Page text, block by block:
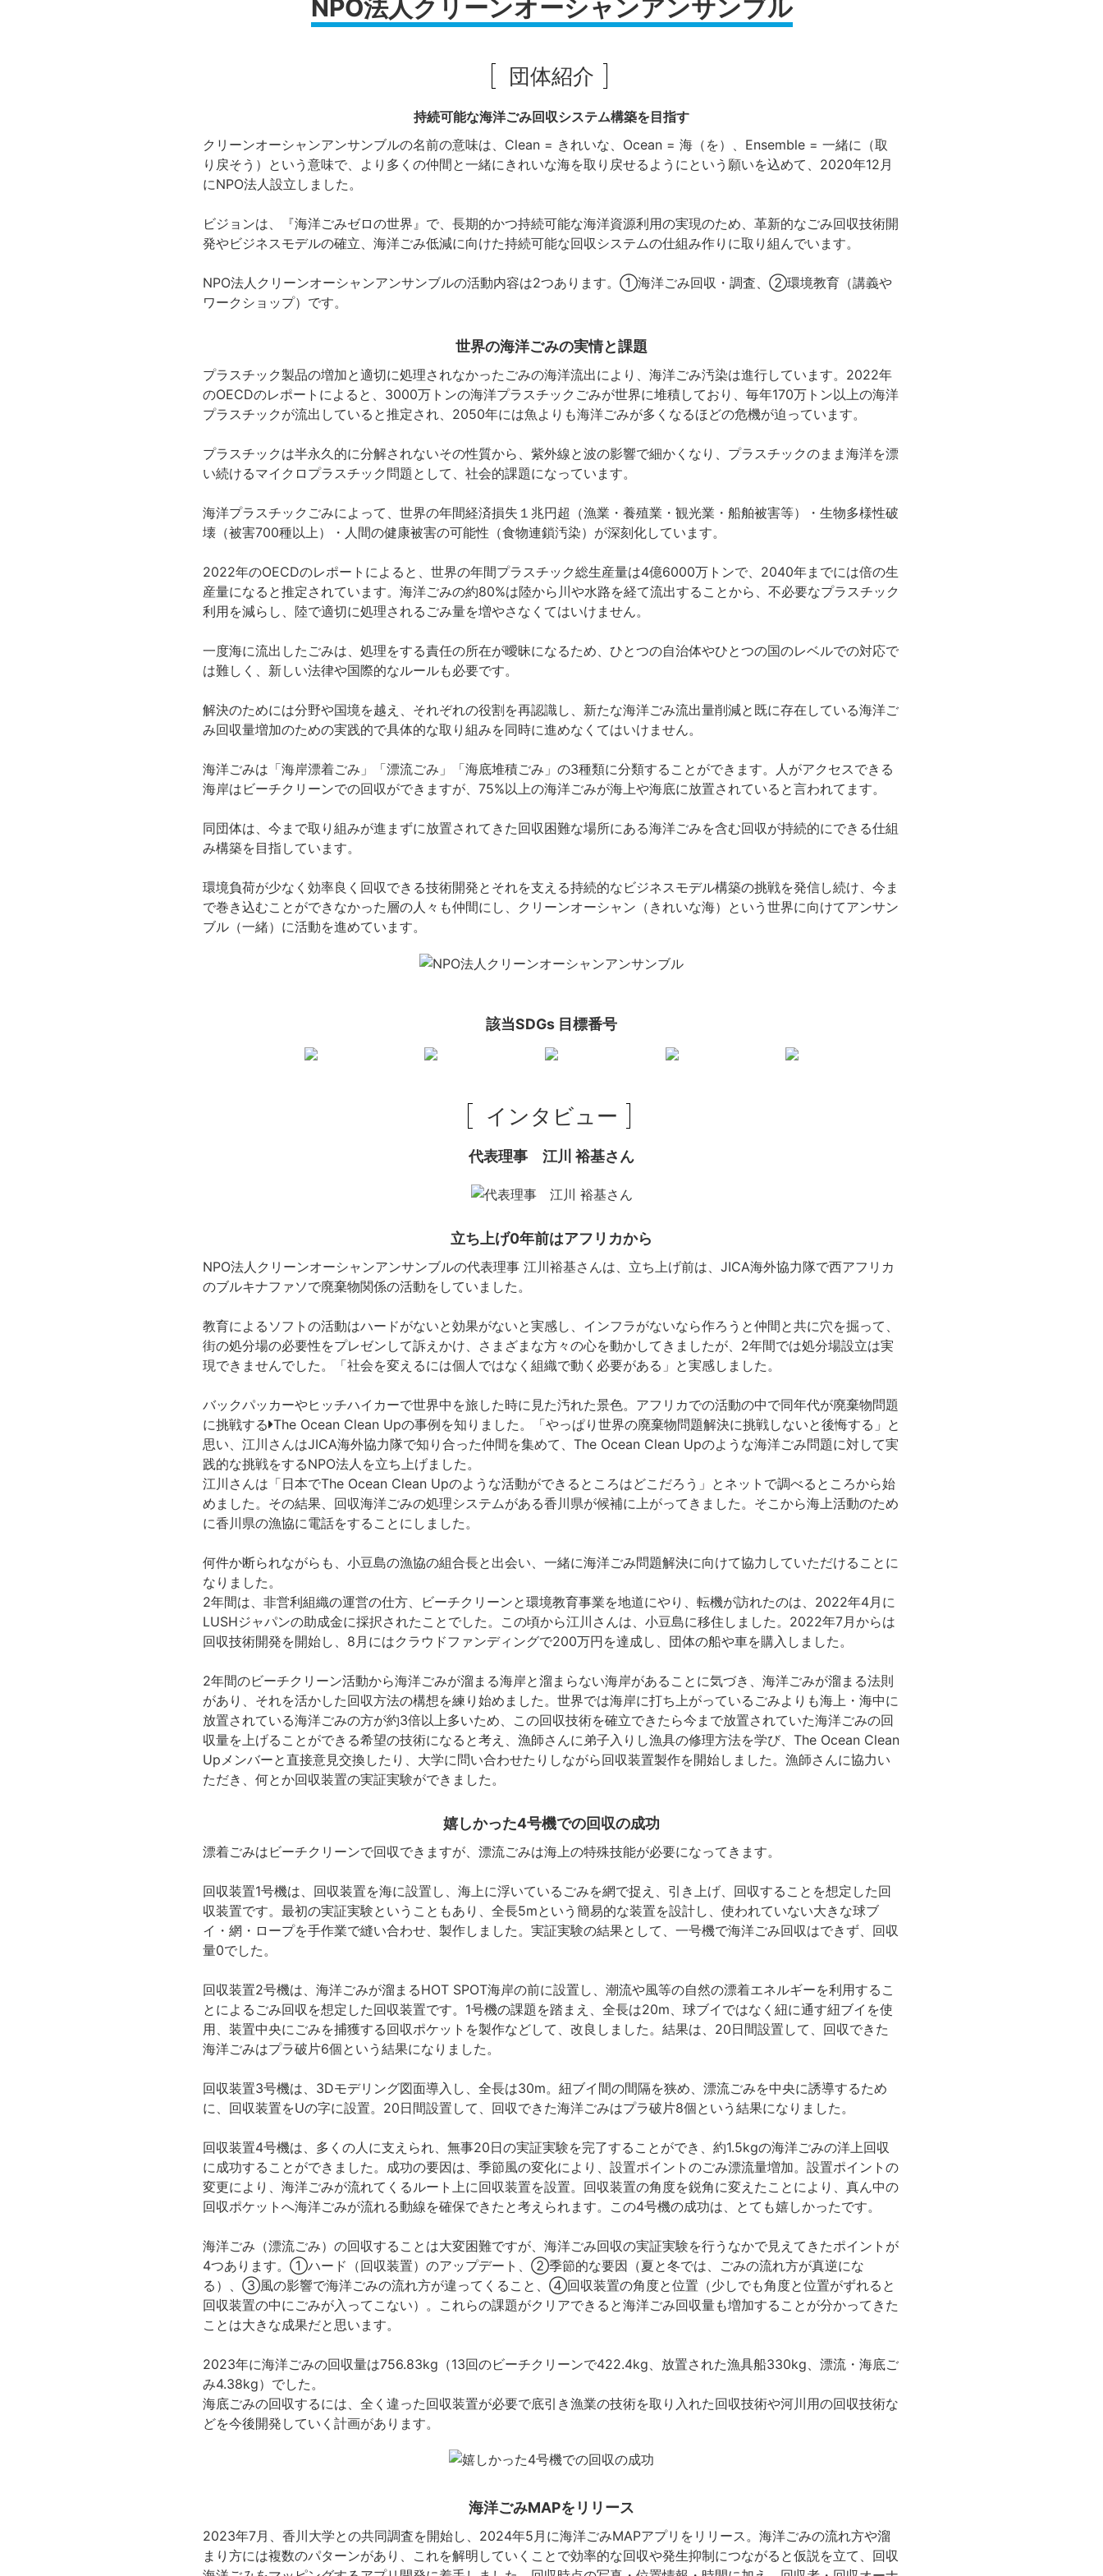
NPO法人クリーンオーシャンアンサンブル
団体紹介
持続可能な海洋ごみ回収システム構築を目指す
クリーンオーシャンアンサンブルの名前の意味は、Clean = きれいな、Ocean = 海（を）、Ensemble = 一緒に（取
り戻そう）という意味で、より多くの仲間と一緒にきれいな海を取り戻せるようにという願いを込めて、2020年12月
にNPO法人設立しました。
ビジョンは、『海洋ごみゼロの世界』で、長期的かつ持続可能な海洋資源利用の実現のため、革新的なごみ回収技術開
発やビジネスモデルの確立、海洋ごみ低減に向けた持続可能な回収システムの仕組み作りに取り組んでいます。
NPO法人クリーンオーシャンアンサンブルの活動内容は2つあります。①海洋ごみ回収・調査、②環境教育（講義や
ワークショップ）です。
世界の海洋ごみの実情と課題
プラスチック製品の増加と適切に処理されなかったごみの海洋流出により、海洋ごみ汚染は進行しています。2022年
のOECDのレポートによると、3000万トンの海洋プラスチックごみが世界に堆積しており、毎年170万トン以上の海洋
プラスチックが流出していると推定され、2050年には魚よりも海洋ごみが多くなるほどの危機が迫っています。
プラスチックは半永久的に分解されないその性質から、紫外線と波の影響で細かくなり、プラスチックのまま海洋を漂
い続けるマイクロプラスチック問題として、社会的課題になっています。
海洋プラスチックごみによって、世界の年間経済損失１兆円超（漁業・養殖業・観光業・船舶被害等）・生物多様性破
壊（被害700種以上）・人間の健康被害の可能性（食物連鎖汚染）が深刻化しています。
2022年のOECDのレポートによると、世界の年間プラスチック総生産量は4億6000万トンで、2040年までには倍の生
産量になると推定されています。海洋ごみの約80%は陸から川や水路を経て流出することから、不必要なプラスチック
利用を減らし、陸で適切に処理されるごみ量を増やさなくてはいけません。
一度海に流出したごみは、処理をする責任の所在が曖昧になるため、ひとつの自治体やひとつの国のレベルでの対応で
は難しく、新しい法律や国際的なルールも必要です。
解決のためには分野や国境を越え、それぞれの役割を再認識し、新たな海洋ごみ流出量削減と既に存在している海洋ご
み回収量増加のための実践的で具体的な取り組みを同時に進めなくてはいけません。
海洋ごみは「海岸漂着ごみ」「漂流ごみ」「海底堆積ごみ」の3種類に分類することができます。人がアクセスできる
海岸はビーチクリーンでの回収ができますが、75%以上の海洋ごみが海上や海底に放置されていると言われてます。
同団体は、今まで取り組みが進まずに放置されてきた回収困難な場所にある海洋ごみを含む回収が持続的にできる仕組
み構築を目指しています。
環境負荷が少なく効率良く回収できる技術開発とそれを支える持続的なビジネスモデル構築の挑戦を発信し続け、今ま
で巻き込むことができなかった層の人々も仲間にし、クリーンオーシャン（きれいな海）という世界に向けてアンサン
ブル（一緒）に活動を進めています。
該当SDGs 目標番号
インタビュー
代表理事 江川 裕基さん
立ち上げ0年前はアフリカから
NPO法人クリーンオーシャンアンサンブルの代表理事 江川裕基さんは、立ち上げ前は、JICA海外協力隊で西アフリカ
のブルキナファソで廃棄物関係の活動をしていました。
教育によるソフトの活動はハードがないと効果がないと実感し、インフラがないなら作ろうと仲間と共に穴を掘って、
街の処分場の必要性をプレゼンして訴えかけ、さまざまな方々の心を動かしてきましたが、2年間では処分場設立は実
現できませんでした。「社会を変えるには個人ではなく組織で動く必要がある」と実感しました。
バックパッカーやヒッチハイカーで世界中を旅した時に見た汚れた景色。アフリカでの活動の中で同年代が廃棄物問題
に挑戦する The Ocean Clean Upの事例を知りました。「やっぱり世界の廃棄物問題解決に挑戦しないと後悔する」と
思い、江川さんはJICA海外協力隊で知り合った仲間を集めて、The Ocean Clean Upのような海洋ごみ問題に対して実
践的な挑戦をするNPO法人を立ち上げました。
江川さんは「日本でThe Ocean Clean Upのような活動ができるところはどこだろう」とネットで調べるところから始
めました。その結果、回収海洋ごみの処理システムがある香川県が候補に上がってきました。そこから海上活動のため
に香川県の漁協に電話をすることにしました。
何件か断られながらも、小豆島の漁協の組合長と出会い、一緒に海洋ごみ問題解決に向けて協力していただけることに
なりました。
2年間は、非営利組織の運営の仕方、ビーチクリーンと環境教育事業を地道にやり、転機が訪れたのは、2022年4月に
LUSHジャパンの助成金に採択されたことでした。この頃から江川さんは、小豆島に移住しました。2022年7月からは
回収技術開発を開始し、8月にはクラウドファンディングで200万円を達成し、団体の船や車を購入しました。
2年間のビーチクリーン活動から海洋ごみが溜まる海岸と溜まらない海岸があることに気づき、海洋ごみが溜まる法則
があり、それを活かした回収方法の構想を練り始めました。世界では海岸に打ち上がっているごみよりも海上・海中に
放置されている海洋ごみの方が約3倍以上多いため、この回収技術を確立できたら今まで放置されていた海洋ごみの回
収量を上げることができる希望の技術になると考え、漁師さんに弟子入りし漁具の修理方法を学び、The Ocean Clean
Upメンバーと直接意見交換したり、大学に問い合わせたりしながら回収装置製作を開始しました。漁師さんに協力い
ただき、何とか回収装置の実証実験ができました。
嬉しかった4号機での回収の成功
漂着ごみはビーチクリーンで回収できますが、漂流ごみは海上の特殊技能が必要になってきます。
回収装置1号機は、回収装置を海に設置し、海上に浮いているごみを網で捉え、引き上げ、回収することを想定した回
収装置です。最初の実証実験ということもあり、全長5mという簡易的な装置を設計し、使われていない大きな球ブ
イ・網・ロープを手作業で縫い合わせ、製作しました。実証実験の結果として、一号機で海洋ごみ回収はできず、回収
量0でした。
回収装置2号機は、海洋ごみが溜まるHOT SPOT海岸の前に設置し、潮流や風等の自然の漂着エネルギーを利用するこ
とによるごみ回収を想定した回収装置です。1号機の課題を踏まえ、全長は20m、球ブイではなく紐に通す紐ブイを使
用、装置中央にごみを捕獲する回収ポケットを製作などして、改良しました。結果は、20日間設置して、回収できた
海洋ごみはプラ破片6個という結果になりました。
回収装置3号機は、3Dモデリング図面導入し、全長は30m。紐ブイ間の間隔を狭め、漂流ごみを中央に誘導するため
に、回収装置をUの字に設置。20日間設置して、回収できた海洋ごみはプラ破片8個という結果になりました。
回収装置4号機は、多くの人に支えられ、無事20日の実証実験を完了することができ、約1.5kgの海洋ごみの洋上回収
に成功することができました。成功の要因は、季節風の変化により、設置ポイントのごみ漂流量増加。設置ポイントの
変更により、海洋ごみが流れてくるルート上に回収装置を設置。回収装置の角度を鋭角に変えたことにより、真ん中の
回収ポケットへ海洋ごみが流れる動線を確保できたと考えられます。この4号機の成功は、とても嬉しかったです。
海洋ごみ（漂流ごみ）の回収することは大変困難ですが、海洋ごみ回収の実証実験を行うなかで見えてきたポイントが
4つあります。①ハード（回収装置）のアップデート、②季節的な要因（夏と冬では、ごみの流れ方が真逆にな
る）、③風の影響で海洋ごみの流れ方が違ってくること、④回収装置の角度と位置（少しでも角度と位置がずれると
回収装置の中にごみが入ってこない）。これらの課題がクリアできると海洋ごみ回収量も増加することが分かってきた
ことは大きな成果だと思います。
2023年に海洋ごみの回収量は756.83kg（13回のビーチクリーンで422.4kg、放置された漁具船330kg、漂流・海底ご
み4.38kg）でした。
海底ごみの回収するには、全く違った回収装置が必要で底引き漁業の技術を取り入れた回収技術や河川用の回収技術な
どを今後開発していく計画があります。
海洋ごみMAPをリリース
2023年7月、香川大学との共同調査を開始し、2024年5月に海洋ごみMAPアプリをリリース。海洋ごみの流れ方や溜
まり方には複数のパターンがあり、これを解明していくことで効率的な回収や発生抑制につながると仮説を立て、回収